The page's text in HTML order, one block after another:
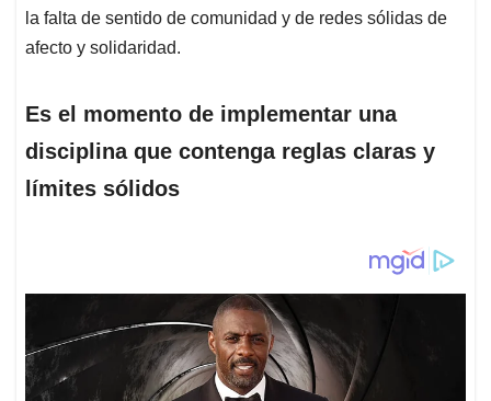
la falta de sentido de comunidad y de redes sólidas de
afecto y solidaridad.
Es el momento de implementar una
disciplina que contenga reglas claras y
límites sólidos